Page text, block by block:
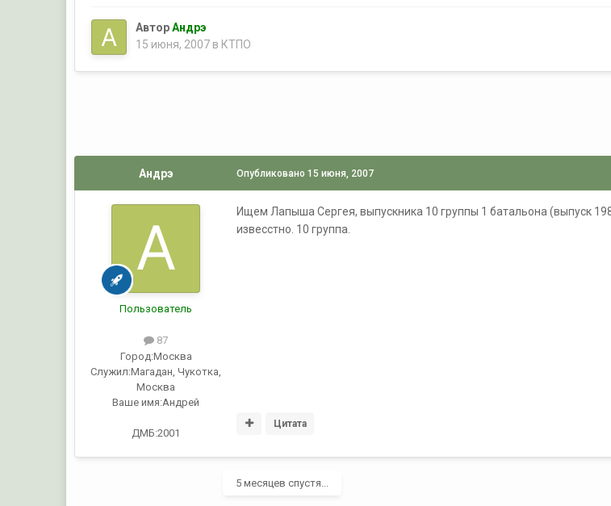
АвторАндрэ
15 июня, 2007 в КТПО
Андрэ
Пользователь
87
Город:Москва
Служил:Магадан, Чукотка,
Москва
Ваше имя:Андрей
ДМБ:2001
Опубликовано15 июня, 2007
Ищем Лапыша Сергея, выпускника 10 группы 1 батальона (выпуск
извесстно. 10 группа.
Цитата
5 месяцев спустя...